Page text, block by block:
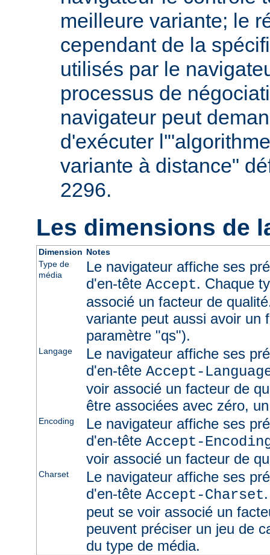
meilleure variante; le
cependant de la
utilisés par le
processus de
navigateur peut
d'exécuter
variante à distance"
2296.
Les dimensions de
Dimension Notes
Type de
média
Le navigateur affiche ses
d'en-tête Accept. Chaque
associé un facteur de
variante peut aussi avoir un
paramètre "qs").
Langage
Le navigateur affiche ses
d'en-tête Accept-
voir associé un facteur de
être associées avec zéro,
Encoding
Le navigateur affiche ses
d'en-tête Accept-
voir associé un facteur de
Charset
Le navigateur affiche ses
d'en-tête Accept-Charset
peut se voir associé un
peuvent préciser un jeu de
du type de média.